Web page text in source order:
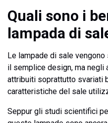
Quali sono i
lampada di
Le lampade di sale
il semplice design, ma negli
attribuiti soprattutto svariati
caratteristiche del sale
Seppur gli studi scientifici